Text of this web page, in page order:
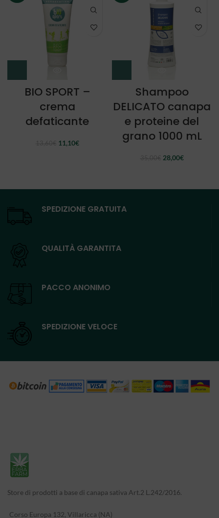
BIO SPORT –
crema
defaticante
Il
11,10€Il
Shampoo
DELICATO canapa
e proteine del
grano 1000 mL
Il
28,00€Il
SPEDIZIONE GRATUITA
QUALITÀ GARANTITA
PACCO ANONIMO
SPEDIZIONE VELOCE
Store di prodotti a base di canapa sativa Art.2 L.242/2016.
Corso Europa 132, Villaricca (NA)